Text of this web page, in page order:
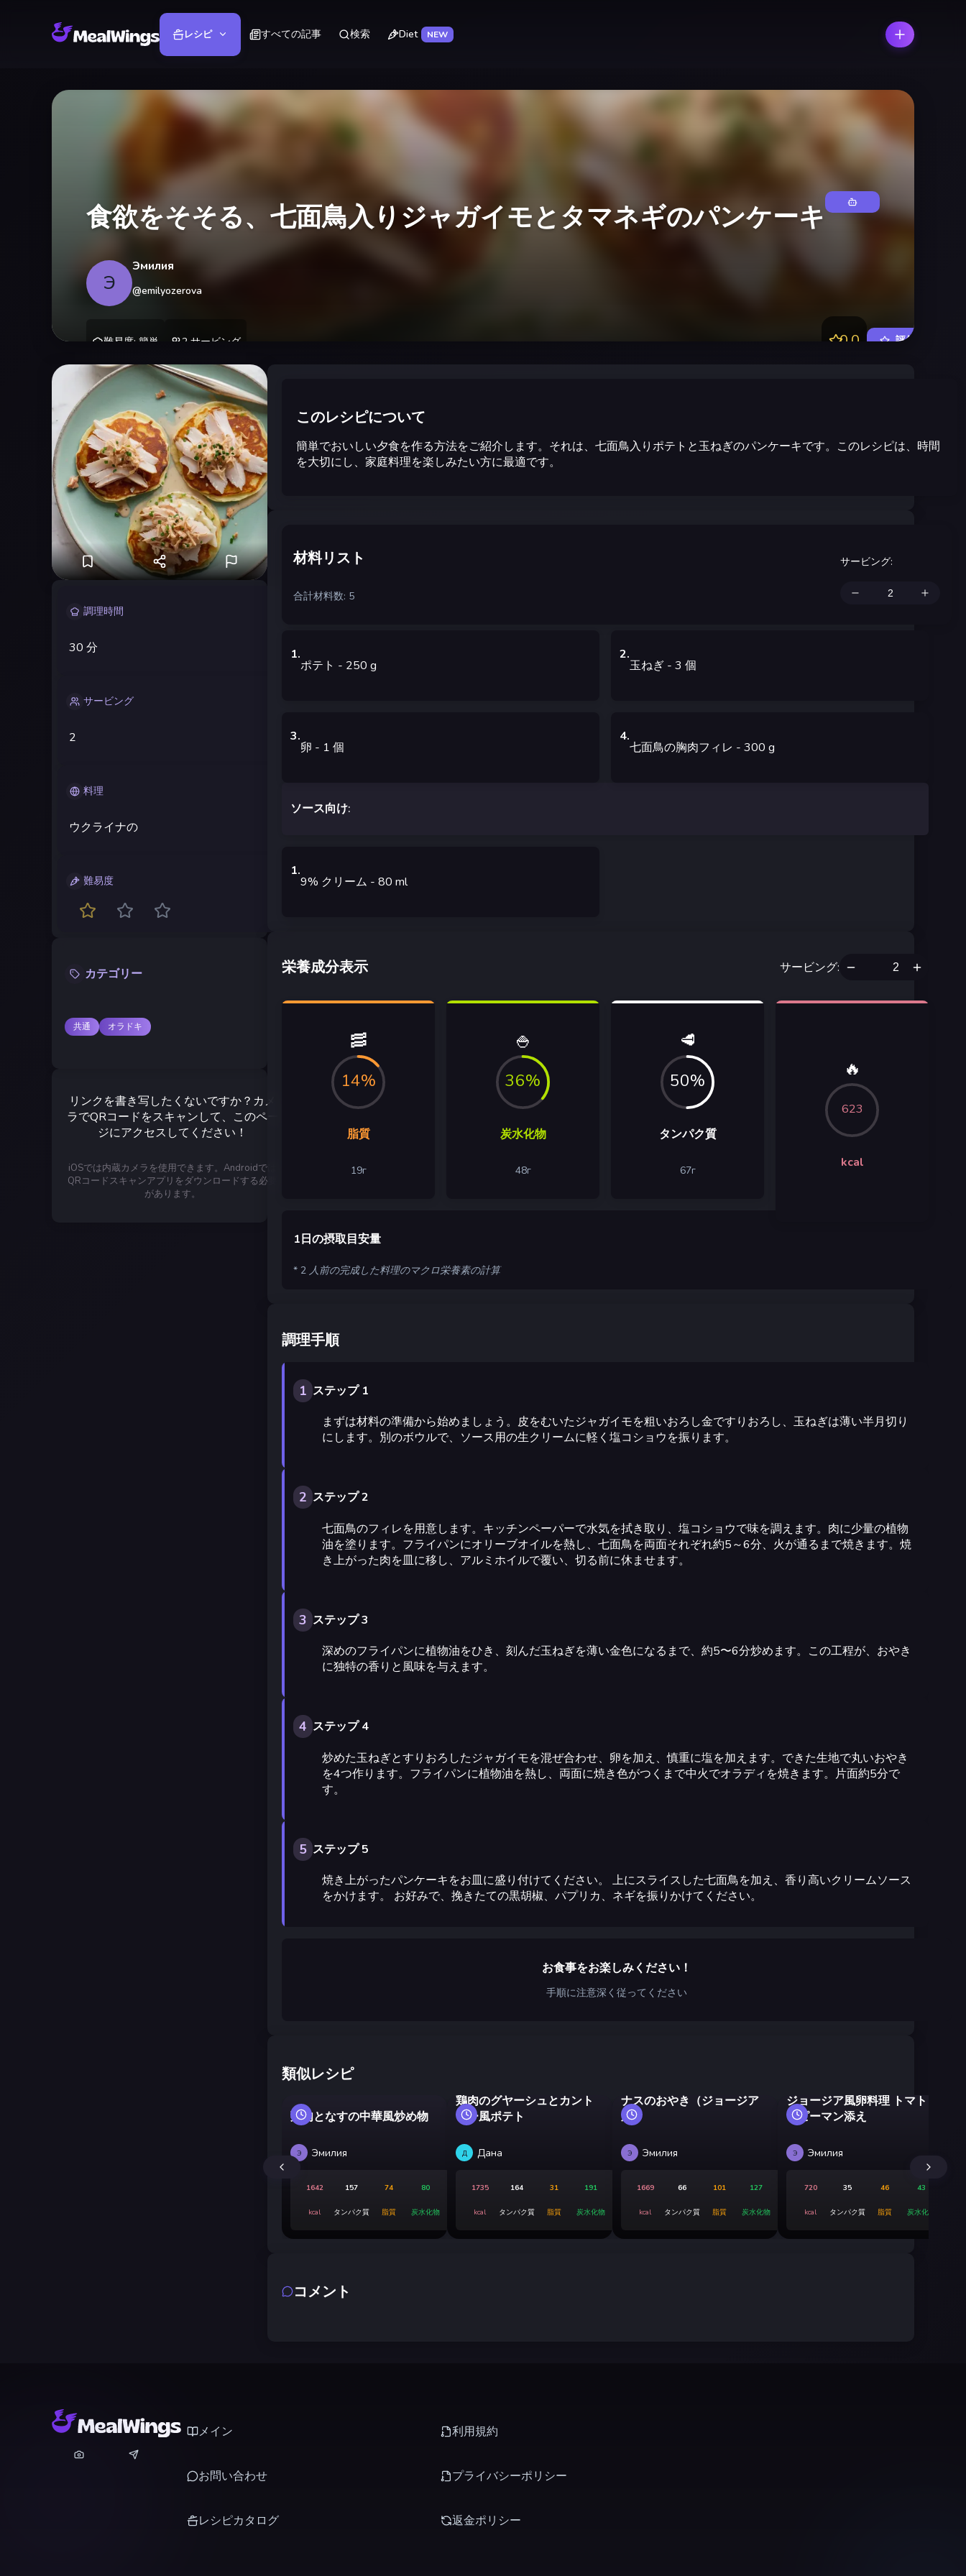
レシピ すべての記事 検索 Diet NEW
食欲をそそる、七面鳥入りジャガイモとタマネギのパンケーキ
Э
Эмилия
@emilyozerova
難易度: 簡単 2 サービング 0.0 評価する
調理時間
30 分
サービング
2
料理
ウクライナの
難易度
カテゴリー
共通 オラドキ
リンクを書き写したくないですか？カメ
ラでQRコードをスキャンして、このペー
ジにアクセスしてください！
iOSでは内蔵カメラを使用できます。Androidでは
QRコードスキャンアプリをダウンロードする必要
があります。
このレシピについて
簡単でおいしい夕食を作る方法をご紹介します。それは、七面鳥入りポテトと玉ねぎのパンケーキです。このレシピは、時間
を大切にし、家庭料理を楽しみたい方に最適です。
材料リスト
合計材料数: 5
サービング:
1.
ポテト - 250 g
2.
玉ねぎ - 3 個
3.
卵 - 1 個
4.
七面鳥の胸肉フィレ - 300 g
ソース向け:
1.
9% クリーム - 80 ml
栄養成分表示 サービング:
🥓
14%
脂質
19г
🍚
36%
炭水化物
48г
🥩
50%
タンパク質
67г
🔥
623
kcal
1日の摂取目安量
* 2 人前の完成した料理のマクロ栄養素の計算
調理手順
1 ステップ 1
まずは材料の準備から始めましょう。皮をむいたジャガイモを粗いおろし金ですりおろし、玉ねぎは薄い半月切り
にします。別のボウルで、ソース用の生クリームに軽く塩コショウを振ります。
2 ステップ 2
七面鳥のフィレを用意します。キッチンペーパーで水気を拭き取り、塩コショウで味を調えます。肉に少量の植物
油を塗ります。フライパンにオリーブオイルを熱し、七面鳥を両面それぞれ約5～6分、火が通るまで焼きます。焼
き上がった肉を皿に移し、アルミホイルで覆い、切る前に休ませます。
3 ステップ 3
深めのフライパンに植物油をひき、刻んだ玉ねぎを薄い金色になるまで、約5〜6分炒めます。この工程が、おやき
に独特の香りと風味を与えます。
4 ステップ 4
炒めた玉ねぎとすりおろしたジャガイモを混ぜ合わせ、卵を加え、慎重に塩を加えます。できた生地で丸いおやき
を4つ作ります。フライパンに植物油を熱し、両面に焼き色がつくまで中火でオラディを焼きます。片面約5分で
す。
5 ステップ 5
焼き上がったパンケーキをお皿に盛り付けてください。 上にスライスした七面鳥を加え、香り高いクリームソース
をかけます。 お好みで、挽きたての黒胡椒、パプリカ、ネギを振りかけてください。
お食事をお楽しみください！
手順に注意深く従ってください
類似レシピ
鶏肉となすの中華風炒め物
Э Эмилия
1642
kcal
157
タンパク質
74
脂質
80
炭水化物
鶏肉のグヤーシュとカント
リー風ポテト
Д Дана
1735
kcal
164
タンパク質
31
脂質
191
炭水化物
ナスのおやき（ジョージア
風）
Э Эмилия
1669
kcal
66
タンパク質
101
脂質
127
炭水化物
ジョージア風卵料理 トマト
とピーマン添え
Э Эмилия
720
kcal
35
タンパク質
46
脂質
43
炭水化物
コメント
メイン
お問い合わせ
レシピカタログ
利用規約
プライバシーポリシー
返金ポリシー